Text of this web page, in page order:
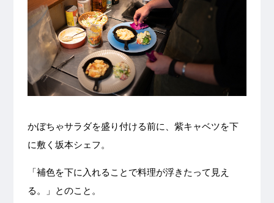
かぼちゃサラダを盛り付ける前に、紫キャベツを下
に敷く坂本シェフ。
「補色を下に入れることで料理が浮きたって見え
る。」とのこと。